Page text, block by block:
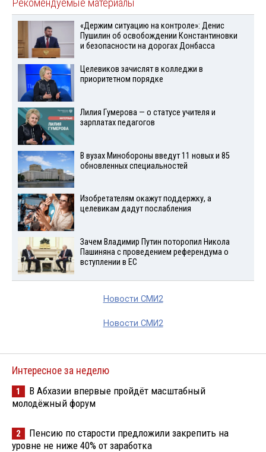
Рекомендуемые материалы
«Держим ситуацию на контроле»: Денис
Пушилин об освобождении Константиновки
и безопасности на дорогах Донбасса
Целевиков зачислят в колледжи в
приоритетном порядке
Лилия Гумерова — о статусе учителя и
зарплатах педагогов
В вузах Минобороны введут 11 новых и 85
обновленных специальностей
Изобретателям окажут поддержку, а
целевикам дадут послабления
Зачем Владимир Путин поторопил Никола
Пашиняна с проведением референдума о
вступлении в ЕС
Новости СМИ2
Новости СМИ2
Интересное за неделю
1
В Абхазии впервые пройдёт масштабный
молодёжный форум
2
Пенсию по старости предложили закрепить на
уровне не ниже 40% от заработка